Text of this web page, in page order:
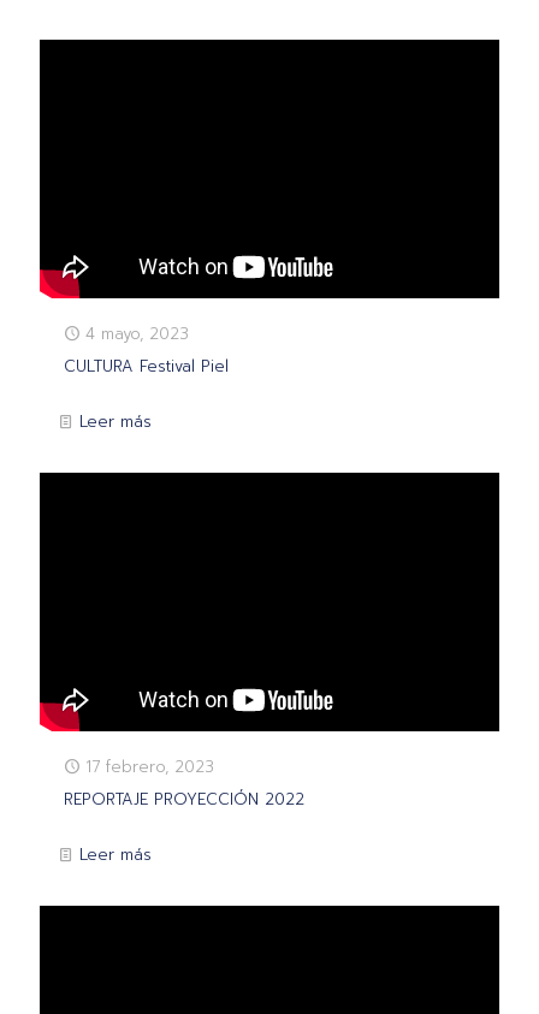
4 mayo, 2023
CULTURA Festival Piel
Leer más
17 febrero, 2023
REPORTAJE PROYECCIÓN 2022
Leer más